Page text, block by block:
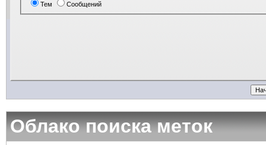
Тем Сообщений
Облако поиска меток